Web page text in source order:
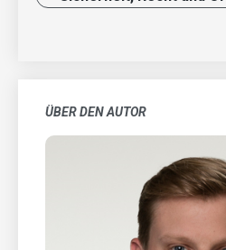
ÜBER DEN AUTOR